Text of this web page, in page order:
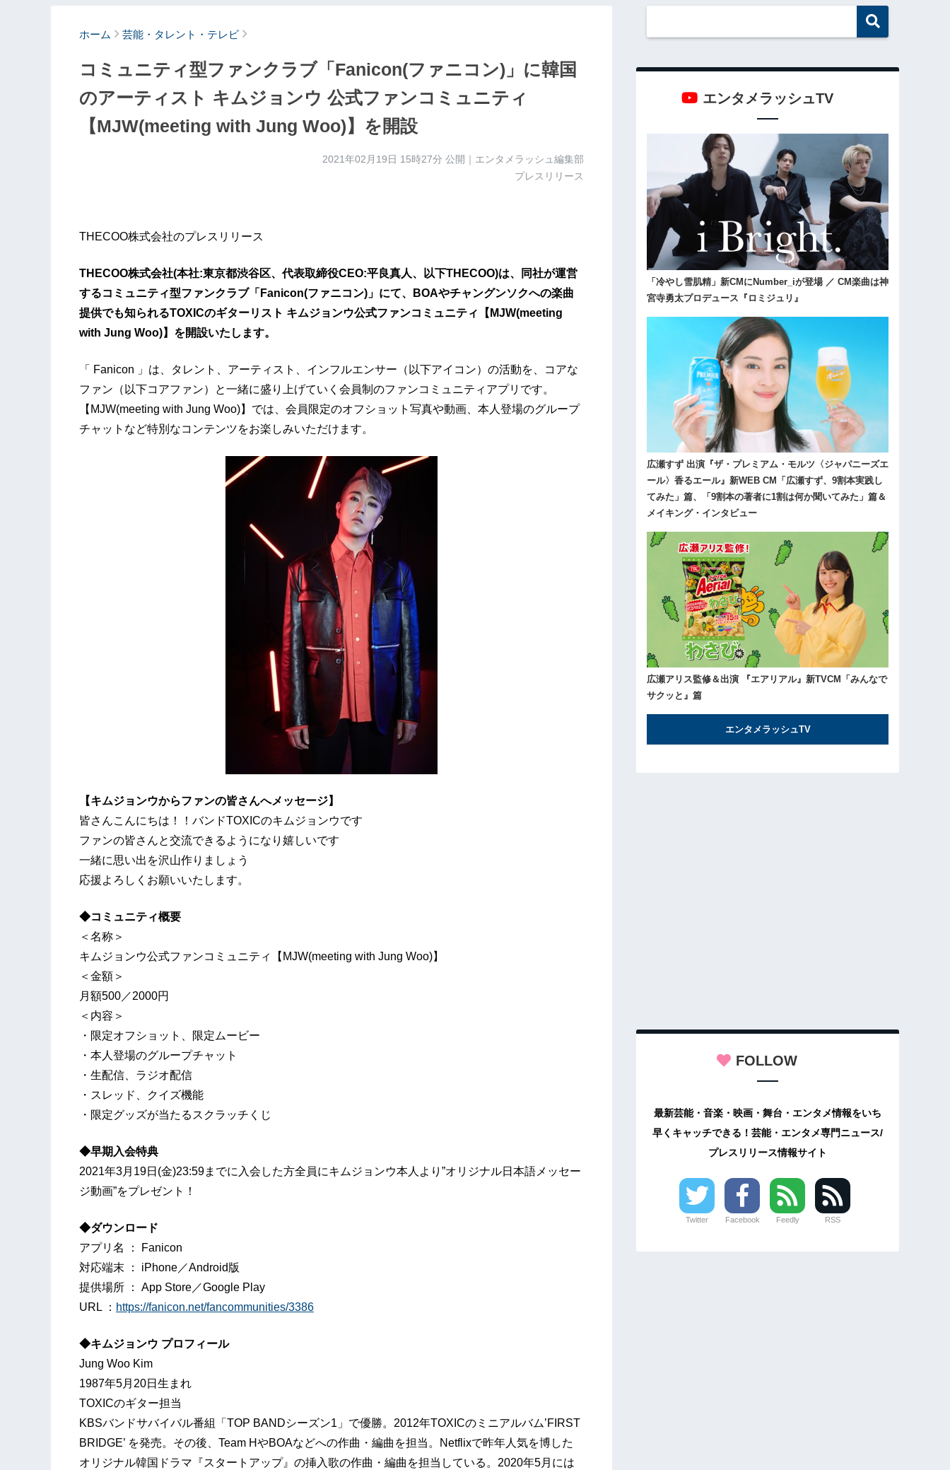
ホーム 芸能・タレント・テレビ
コミュニティ型ファンクラブ「Fanicon(ファニコン)」に韓国
のアーティスト キムジョンウ 公式ファンコミュニティ
【MJW(meeting with Jung Woo)】を開設
2021年02月19日 15時27分 公開｜エンタメラッシュ編集部
プレスリリース
THECOO株式会社のプレスリリース
THECOO株式会社(本社:東京都渋谷区、代表取締役CEO:平良真人、以下THECOO)は、同社が運営
するコミュニティ型ファンクラブ「Fanicon(ファニコン)」にて、BOAやチャングンソクへの楽曲
提供でも知られるTOXICのギターリスト キムジョンウ公式ファンコミュニティ【MJW(meeting
with Jung Woo)】を開設いたします。
「 Fanicon 」は、タレント、アーティスト、インフルエンサー（以下アイコン）の活動を、コアな
ファン（以下コアファン）と一緒に盛り上げていく会員制のファンコミュニティアプリです。
【MJW(meeting with Jung Woo)】では、会員限定のオフショット写真や動画、本人登場のグループ
チャットなど特別なコンテンツをお楽しみいただけます。
【キムジョンウからファンの皆さんへメッセージ】
皆さんこんにちは！！バンドTOXICのキムジョンウです
ファンの皆さんと交流できるようになり嬉しいです
一緒に思い出を沢山作りましょう
応援よろしくお願いいたします。
◆コミュニティ概要
＜名称＞
キムジョンウ公式ファンコミュニティ【MJW(meeting with Jung Woo)】
＜金額＞
月額500／2000円
＜内容＞
・限定オフショット、限定ムービー
・本人登場のグループチャット
・生配信、ラジオ配信
・スレッド、クイズ機能
・限定グッズが当たるスクラッチくじ
◆早期入会特典
2021年3月19日(金)23:59までに入会した方全員にキムジョンウ本人より”オリジナル日本語メッセー
ジ動画”をプレゼント！
◆ダウンロード
アプリ名 ： Fanicon
対応端末 ： iPhone／Android版
提供場所 ： App Store／Google Play
URL ： https://fanicon.net/fancommunities/3386
◆キムジョンウ プロフィール
Jung Woo Kim
1987年5月20日生まれ
TOXICのギター担当
KBSバンドサバイバル番組「TOP BANDシーズン1」で優勝。2012年TOXICのミニアルバム’FIRST
BRIDGE’ を発売。その後、Team HやBOAなどへの作曲・編曲を担当。Netflixで昨年人気を博した
オリジナル韓国ドラマ『スタートアップ』の挿入歌の作曲・編曲を担当している。2020年5月には
エンタメラッシュTV
「冷やし雪肌精」新CMにNumber_iが登場 ／ CM楽曲は神
宮寺勇太プロデュース『ロミジュリ』
広瀬すず 出演『ザ・プレミアム・モルツ〈ジャパニーズエ
ール〉香るエール』新WEB CM「広瀬すず、9割本実践し
てみた」篇、「9割本の著者に1割は何か聞いてみた」篇＆
メイキング・インタビュー
広瀬アリス監修＆出演 『エアリアル』新TVCM「みんなで
サクッと』篇
エンタメラッシュTV
FOLLOW
最新芸能・音楽・映画・舞台・エンタメ情報をいち
早くキャッチできる！芸能・エンタメ専門ニュース/
プレスリリース情報サイト
Twitter Facebook Feedly RSS